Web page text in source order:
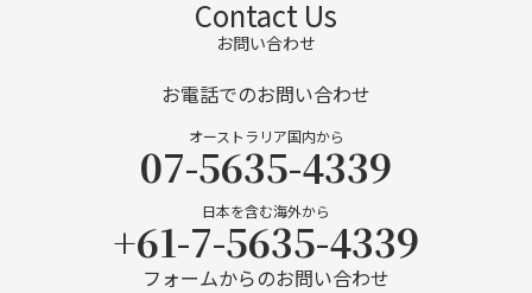
Contact Us
お問い合わせ
お電話でのお問い合わせ
オーストラリア国内から
07-5635-4339
日本を含む海外から
+61-7-5635-4339
フォームからのお問い合わせ